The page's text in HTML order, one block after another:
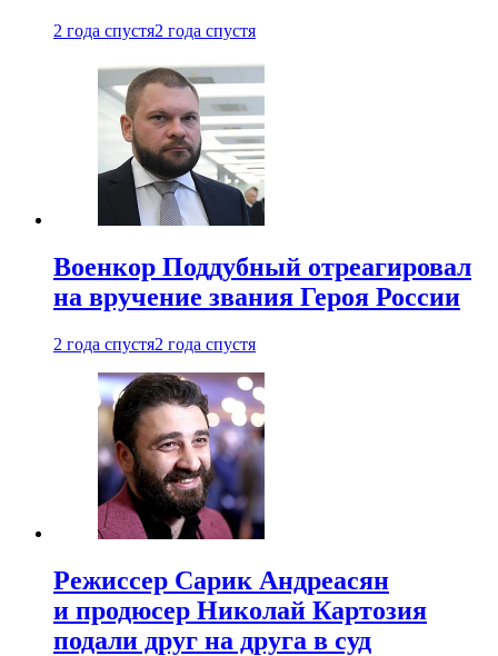
2 года спустя2 года спустя
Военкор Поддубный отреагировал
на вручение звания Героя России
2 года спустя2 года спустя
Режиссер Сарик Андреасян
и продюсер Николай Картозия
подали друг на друга в суд